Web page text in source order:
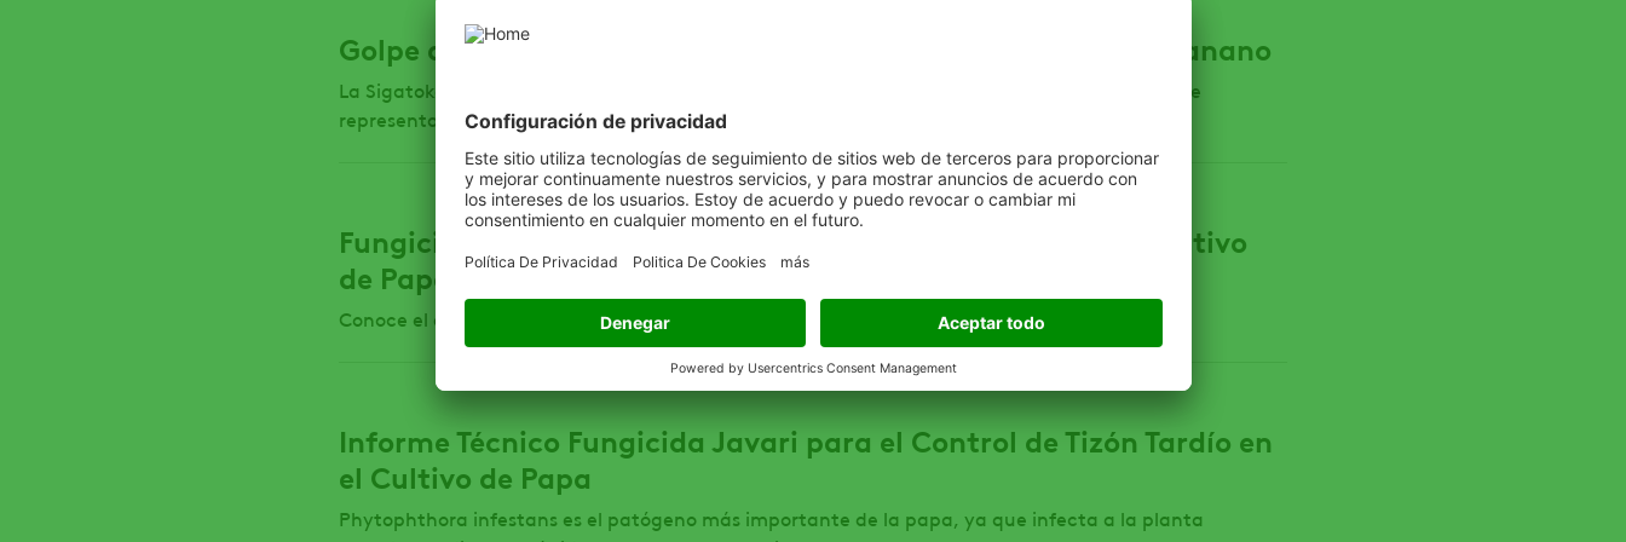
Golpe de control contra la Sigatoka Negra en tu cultivo de banano
La Sigatoka Negra, causada por el hongo Mycosphaerella fijiensis, es la enfermedad foliar que
representa la principal limitante en la producción...
Fungicida Lanzador en la Prevención de Tizón Tardío en el Cultivo
de Papa
Conoce el efecto de nuestro fungicida en la prevención de enfermedades en este cultivo
Informe Técnico Fungicida Javari para el Control de Tizón Tardío en
el Cultivo de Papa
Phytophthora infestans es el patógeno más importante de la papa, ya que infecta a la planta